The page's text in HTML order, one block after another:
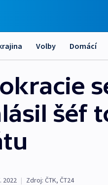
Volby Domácí
šéf
2022 | Zdroj: ČTK, ČT24